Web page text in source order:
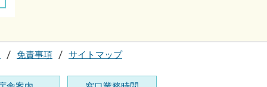
免責事項 サイトマップ